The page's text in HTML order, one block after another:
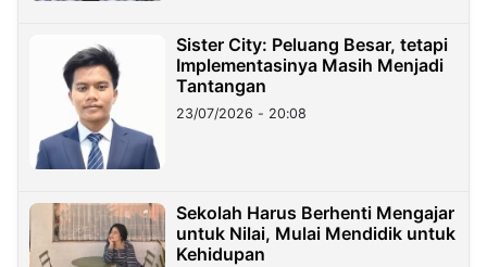
Sister City: Peluang Besar, tetapi
Implementasinya Masih Menjadi
Tantangan
23/07/2026 - 20:08
Sekolah Harus Berhenti Mengajar
untuk Nilai, Mulai Mendidik untuk
Kehidupan